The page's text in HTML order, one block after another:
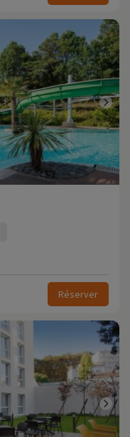
Réserver